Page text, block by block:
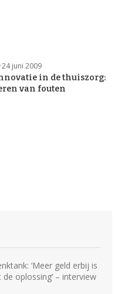
24 juni 2009
in de thuiszorg:
van fouten
‘Meer geld erbij is
oplossing’ – interview